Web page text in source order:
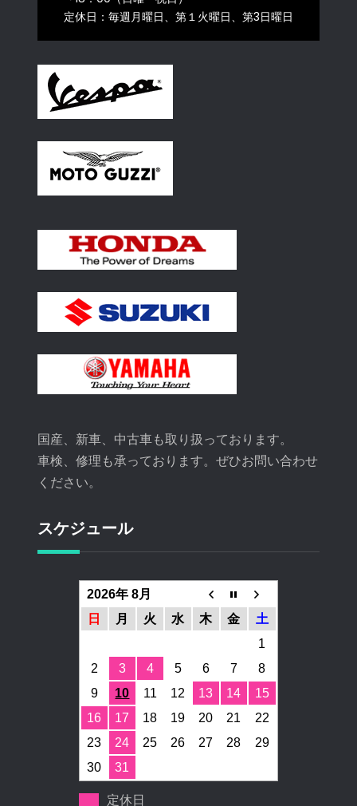
定休日：毎週月曜日、第１火曜日、第3日曜日
国産、新車、中古車も取り扱っております。
車検、修理も承っております。ぜひお問い合わせ
ください。
スケジュール
2026年 8月
日
月 火 水 木 金
土
1
2
3 4 5 6 7
8
9
10 11 12 13 14
15
16
17 18 19 20 21
22
23
24 25 26 27 28
29
30
31
定休日